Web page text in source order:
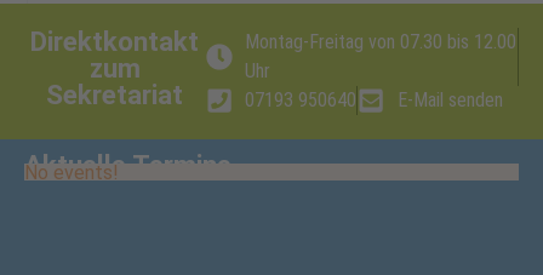
Direktkontakt
zum
Sekretariat
Montag-Freitag von 07.30 bis 12.00
Uhr
07193 950640
E-Mail senden
Aktuelle Termine
No events!